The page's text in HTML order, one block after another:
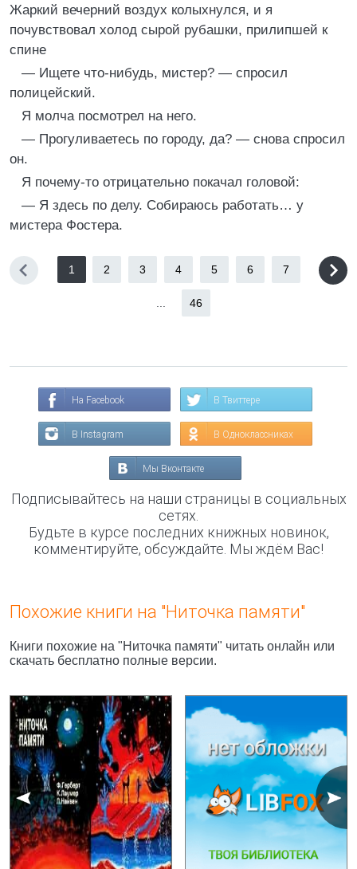
Жаркий вечерний воздух колыхнулся, и я
почувствовал холод сырой рубашки, прилипшей к
спине
— Ищете что-нибудь, мистер? — спросил
полицейский.
Я молча посмотрел на него.
— Прогуливаетесь по городу, да? — снова спросил
он.
Я почему-то отрицательно покачал головой:
— Я здесь по делу. Собираюсь работать… у
мистера Фостера.
1 2 3 4 5 6 7
46
На Facebook В Твиттере
В Instagram В Одноклассниках
Мы Вконтакте
Подписывайтесь на наши страницы в социальных
сетях.
Будьте в курсе последних книжных новинок,
комментируйте, обсуждайте. Мы ждём Вас!
Похожие книги на "Ниточка памяти"
Книги похожие на "Ниточка памяти" читать онлайн или
скачать бесплатно полные версии.